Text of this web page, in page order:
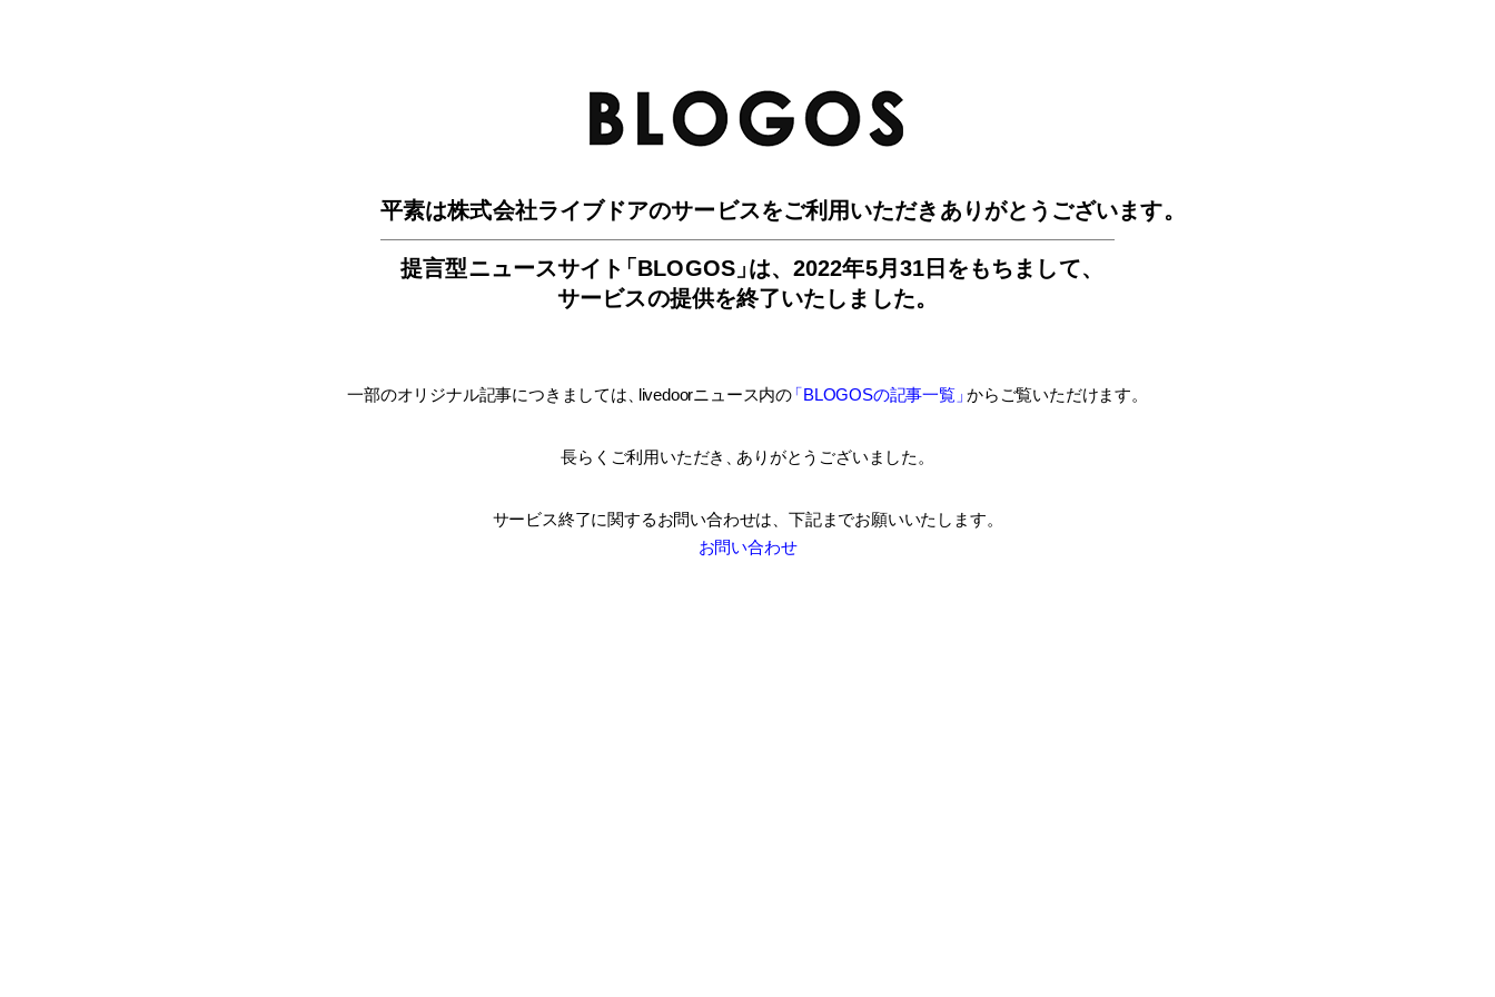
平素は株式会社ライブドアのサービスをご利用いただきありがとうございます。
提言型ニュースサイ ト「BLOGOS」は、2022年5月31日をもちまして、
サービスの提供を終了いたしました。
一部のオリジナル記事につきましては livedoorニュース内の「BLOGOSの記事一覧」 からご覧いただけます。
長らくご利用いただき ありがとうございました。
サービス終了に関するお問い合わせは、 下記までお願いいたします。
お問い合わせ